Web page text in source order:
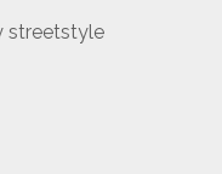
streetstyle